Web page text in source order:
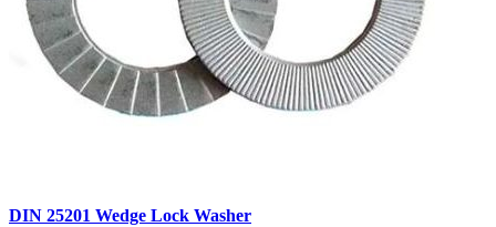
DIN 25201 Wedge Lock Washer